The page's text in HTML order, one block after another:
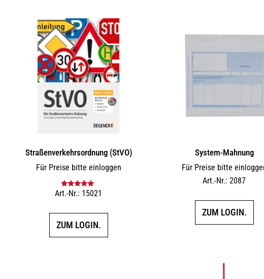
Straßenverkehrsordnung (StVO)
Für Preise bitte einloggen
Bewertet mit
Art.-Nr.: 15021
ZUM LOGIN.
System-Mahnung
Für Preise bitte
Art.-Nr.: 2087
ZUM LOGIN.